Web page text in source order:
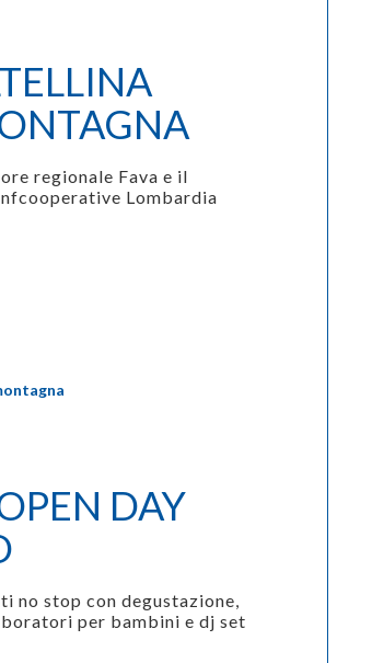
regionale Fava e il
Lombardia
DAY
no stop con degustazione,
per bambini e dj set